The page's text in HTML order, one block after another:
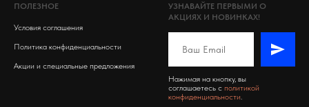
ПОЛЕЗНОЕ
Условия соглашения
Политика конфиденциальности
Акции и специальные предложения
УЗНАВАЙТЕ ПЕРВЫМИ О
АКЦИЯХ И НОВИНКАХ!
Нажимая на кнопку, вы
соглашаетесь c политикой
конфиденциальности.